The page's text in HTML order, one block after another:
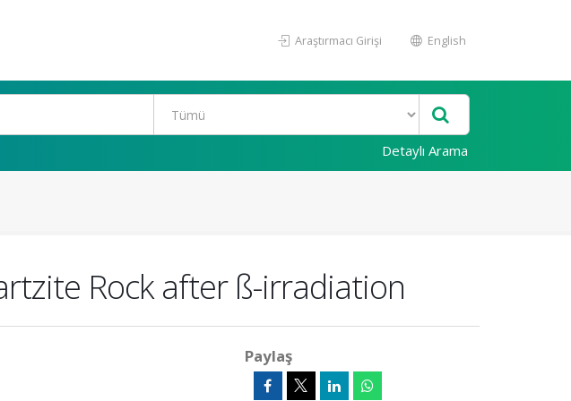
Araştırmacı Girişi English
Detaylı Arama
Rock after ß-irradiation
Paylaş